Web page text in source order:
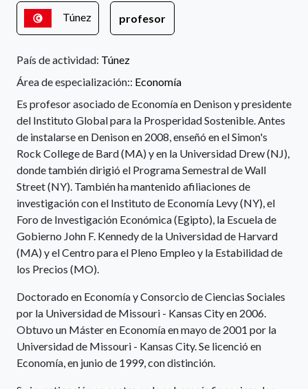
Túnez profesor
País de actividad: Túnez
Área de especialización:: Economía
Es profesor asociado de Economía en Denison y presidente
del Instituto Global para la Prosperidad Sostenible. Antes
de instalarse en Denison en 2008, enseñó en el Simon's
Rock College de Bard (MA) y en la Universidad Drew (NJ),
donde también dirigió el Programa Semestral de Wall
Street (NY). También ha mantenido afiliaciones de
investigación con el Instituto de Economía Levy (NY), el
Foro de Investigación Económica (Egipto), la Escuela de
Gobierno John F. Kennedy de la Universidad de Harvard
(MA) y el Centro para el Pleno Empleo y la Estabilidad de
los Precios (MO).
Doctorado en Economía y Consorcio de Ciencias Sociales
por la Universidad de Missouri - Kansas City en 2006.
Obtuvo un Máster en Economía en mayo de 2001 por la
Universidad de Missouri - Kansas City. Se licenció en
Economía, en junio de 1999, con distinción.